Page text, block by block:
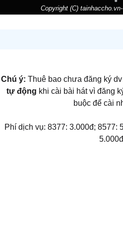
Copyright (C)
Chú ý: Thuê bao chưa đăng ký
tự động khi cài bài hát vì đăng
buộc để cài
Phí dịch vụ: 8377: 3.000đ; 8577:
5.000đ